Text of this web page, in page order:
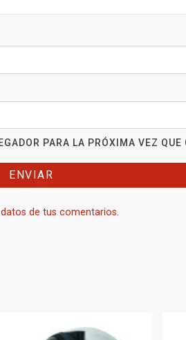
PARA LA PRÓXIMA VEZ QUE
de tus comentarios.